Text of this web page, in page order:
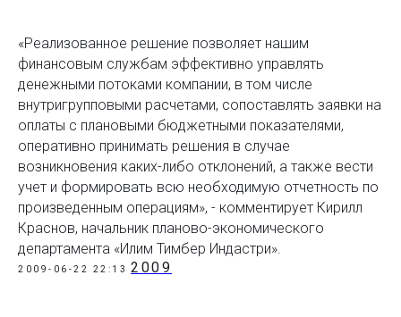
«Реализованное решение позволяет нашим
финансовым службам эффективно управлять
денежными потоками компании, в том числе
внутригрупповыми расчетами, сопоставлять заявки на
оплаты с плановыми бюджетными показателями,
оперативно принимать решения в случае
возникновения каких-либо отклонений, а также вести
учет и формировать всю необходимую отчетность по
произведенным операциям», - комментирует Кирилл
Краснов, начальник планово-экономического
департамента «Илим Тимбер Индастри».
2009-06-22 22:13 2009